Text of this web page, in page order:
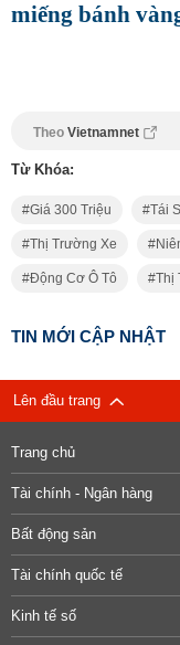
miếng bánh
Theo Vietnamnet
Từ Khóa:
Giá 300 Triệu Tái
Thị Trường Xe
Động Cơ Ô Tô Thị
TIN MỚI CẬP NHẬT
Lên đầu trang
Trang chủ
Tài chính - Ngân hàng
Bất động sản
Tài chính quốc tế
Kinh tế số